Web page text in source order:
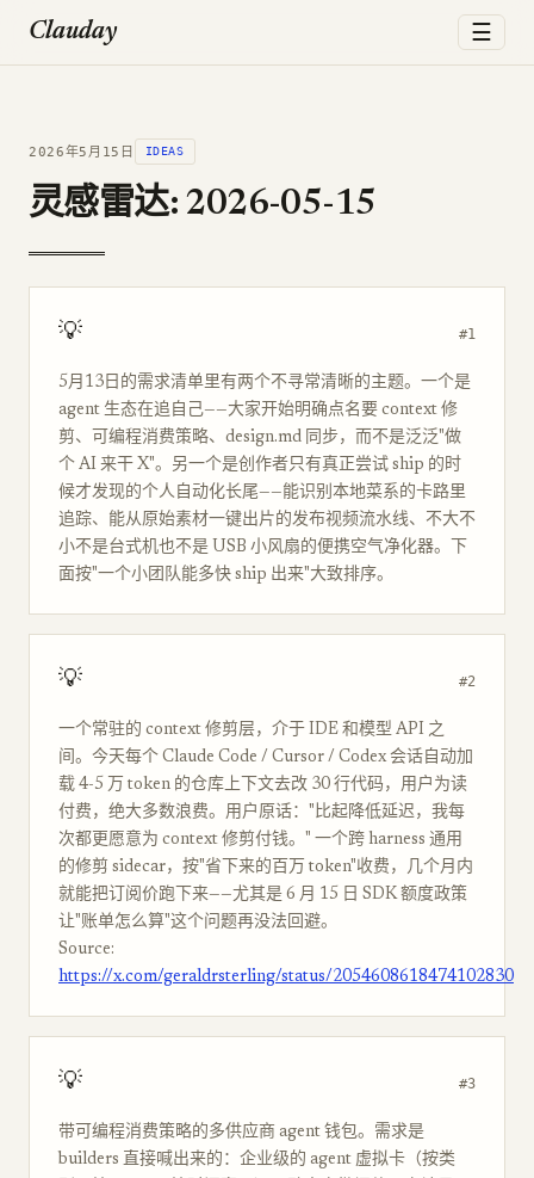
Clauday ☰
2026年5月15日 IDEAS
灵感雷达: 2026-05-15
💡 #1
5月13日的需求清单里有两个不寻常清晰的主题。一个是
agent 生态在追自己——大家开始明确点名要 context 修
剪、可编程消费策略、design.md 同步，而不是泛泛"做
个 AI 来干 X"。另一个是创作者只有真正尝试 ship 的时
候才发现的个人自动化长尾——能识别本地菜系的卡路里
追踪、能从原始素材一键出片的发布视频流水线、不大不
小不是台式机也不是 USB 小风扇的便携空气净化器。下
面按"一个小团队能多快 ship 出来"大致排序。
💡 #2
一个常驻的 context 修剪层，介于 IDE 和模型 API 之
间。今天每个 Claude Code / Cursor / Codex 会话自动加
载 4-5 万 token 的仓库上下文去改 30 行代码，用户为读
付费，绝大多数浪费。用户原话："比起降低延迟，我每
次都更愿意为 context 修剪付钱。" 一个跨 harness 通用
的修剪 sidecar，按"省下来的百万 token"收费，几个月内
就能把订阅价跑下来——尤其是 6 月 15 日 SDK 额度政策
让"账单怎么算"这个问题再没法回避。
Source:
https://x.com/geraldrsterling/status/2054608618474102830
💡 #3
带可编程消费策略的多供应商 agent 钱包。需求是
builders 直接喊出来的：企业级的 agent 虚拟卡（按类